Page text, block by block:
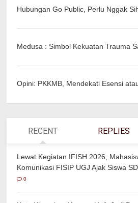
Hubungan Go Public, Perlu Nggak
Medusa : Simbol Kekuatan Trauma
Opini: PKKMB, Mendekati Esensi
RECENT REPLIES
Lewat Kegiatan IFISH 2026,
Komunikasi FISIP UGJ Ajak Siswa
0